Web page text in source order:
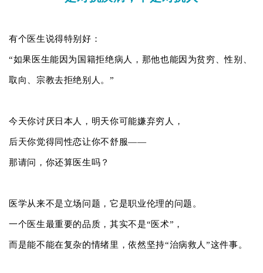
有个医生说得特别好：
“如果医生能因为国籍拒绝病人，那他也能因为贫穷、性别、
取向、宗教去拒绝别人。”
今天你讨厌日本人，明天你可能嫌弃穷人，
后天你觉得同性恋让你不舒服——
那请问，你还算医生吗？
医学从来不是立场问题，它是职业伦理的问题。
一个医生最重要的品质，其实不是“医术”，
而是能不能在复杂的情绪里，依然坚持“治病救人”这件事。